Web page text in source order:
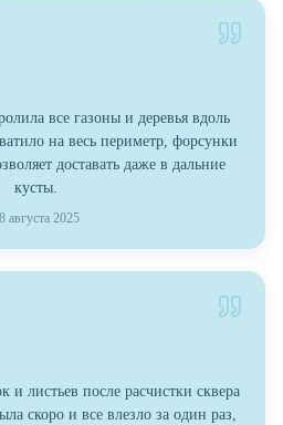
все газоны и деревья вдоль
на весь периметр, форсунки
доставать даже в дальние
кусты.
августа 2025
и листьев после расчистки сквера
скоро и все влезло за один раз,